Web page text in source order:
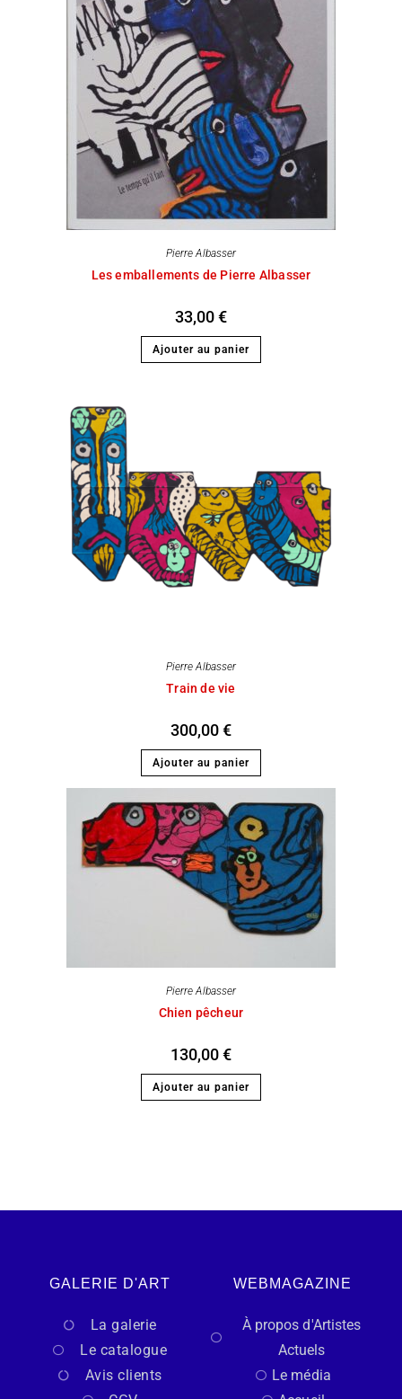
Pierre Albasser
Les emballements de Pierre Albasser
33,00€
Ajouter au panier
Pierre Albasser
Train de vie
300,00€
Ajouter au panier
Pierre Albasser
Chien pêcheur
130,00€
Ajouter au panier
GALERIE D'ART
La galerie
Le catalogue
Avis clients
WEBMAGAZINE
À propos d'Artistes
Actuels
Le média